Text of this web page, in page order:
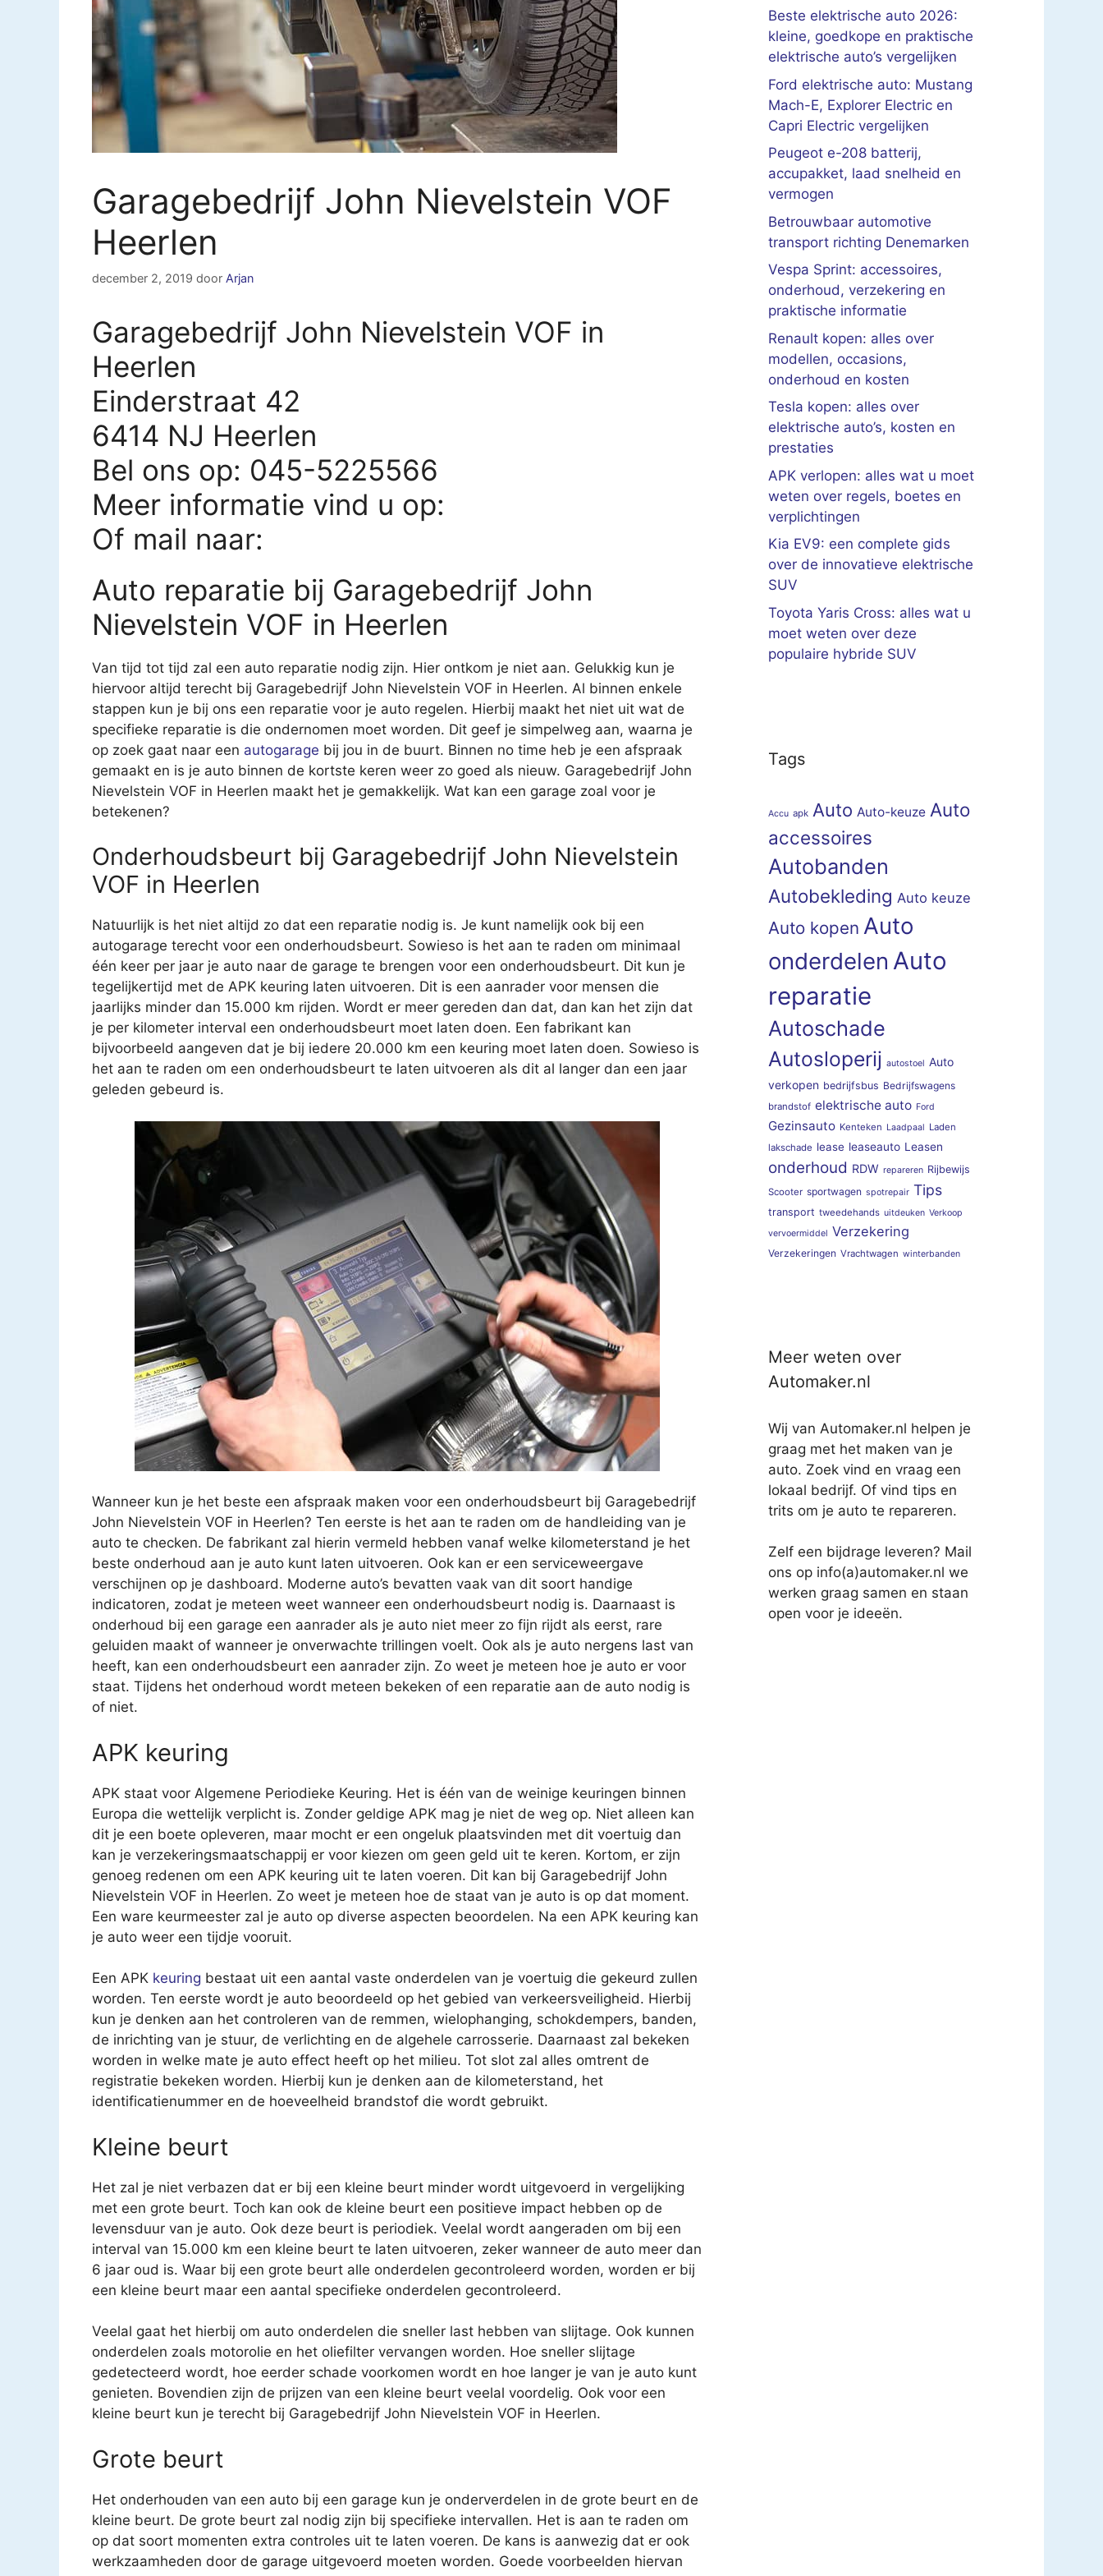
Garagebedrijf John Nievelstein VOF
Heerlen
december 2, 2019 door Arjan
Garagebedrijf John Nievelstein VOF in
Heerlen
Einderstraat 42
6414 NJ Heerlen
Bel ons op: 045-5225566
Meer informatie vind u op:
Of mail naar:
Auto reparatie bij Garagebedrijf John
Nievelstein VOF in Heerlen
Van tijd tot tijd zal een auto reparatie nodig zijn. Hier ontkom je niet aan. Gelukkig kun je
hiervoor altijd terecht bij Garagebedrijf John Nievelstein VOF in Heerlen. Al binnen enkele
stappen kun je bij ons een reparatie voor je auto regelen. Hierbij maakt het niet uit wat de
specifieke reparatie is die ondernomen moet worden. Dit geef je simpelweg aan, waarna je
op zoek gaat naar een autogarage bij jou in de buurt. Binnen no time heb je een afspraak
gemaakt en is je auto binnen de kortste keren weer zo goed als nieuw. Garagebedrijf John
Nievelstein VOF in Heerlen maakt het je gemakkelijk. Wat kan een garage zoal voor je
betekenen?
Onderhoudsbeurt bij Garagebedrijf John Nievelstein
VOF in Heerlen
Natuurlijk is het niet altijd zo dat een reparatie nodig is. Je kunt namelijk ook bij een
autogarage terecht voor een onderhoudsbeurt. Sowieso is het aan te raden om minimaal
één keer per jaar je auto naar de garage te brengen voor een onderhoudsbeurt. Dit kun je
tegelijkertijd met de APK keuring laten uitvoeren. Dit is een aanrader voor mensen die
jaarlijks minder dan 15.000 km rijden. Wordt er meer gereden dan dat, dan kan het zijn dat
je per kilometer interval een onderhoudsbeurt moet laten doen. Een fabrikant kan
bijvoorbeeld aangeven dat je bij iedere 20.000 km een keuring moet laten doen. Sowieso is
het aan te raden om een onderhoudsbeurt te laten uitvoeren als dit al langer dan een jaar
geleden gebeurd is.
Wanneer kun je het beste een afspraak maken voor een onderhoudsbeurt bij Garagebedrijf
John Nievelstein VOF in Heerlen? Ten eerste is het aan te raden om de handleiding van je
auto te checken. De fabrikant zal hierin vermeld hebben vanaf welke kilometerstand je het
beste onderhoud aan je auto kunt laten uitvoeren. Ook kan er een serviceweergave
verschijnen op je dashboard. Moderne auto’s bevatten vaak van dit soort handige
indicatoren, zodat je meteen weet wanneer een onderhoudsbeurt nodig is. Daarnaast is
onderhoud bij een garage een aanrader als je auto niet meer zo fijn rijdt als eerst, rare
geluiden maakt of wanneer je onverwachte trillingen voelt. Ook als je auto nergens last van
heeft, kan een onderhoudsbeurt een aanrader zijn. Zo weet je meteen hoe je auto er voor
staat. Tijdens het onderhoud wordt meteen bekeken of een reparatie aan de auto nodig is
of niet.
APK keuring
APK staat voor Algemene Periodieke Keuring. Het is één van de weinige keuringen binnen
Europa die wettelijk verplicht is. Zonder geldige APK mag je niet de weg op. Niet alleen kan
dit je een boete opleveren, maar mocht er een ongeluk plaatsvinden met dit voertuig dan
kan je verzekeringsmaatschappij er voor kiezen om geen geld uit te keren. Kortom, er zijn
genoeg redenen om een APK keuring uit te laten voeren. Dit kan bij Garagebedrijf John
Nievelstein VOF in Heerlen. Zo weet je meteen hoe de staat van je auto is op dat moment.
Een ware keurmeester zal je auto op diverse aspecten beoordelen. Na een APK keuring kan
je auto weer een tijdje vooruit.
Een APK keuring bestaat uit een aantal vaste onderdelen van je voertuig die gekeurd zullen
worden. Ten eerste wordt je auto beoordeeld op het gebied van verkeersveiligheid. Hierbij
kun je denken aan het controleren van de remmen, wielophanging, schokdempers, banden,
de inrichting van je stuur, de verlichting en de algehele carrosserie. Daarnaast zal bekeken
worden in welke mate je auto effect heeft op het milieu. Tot slot zal alles omtrent de
registratie bekeken worden. Hierbij kun je denken aan de kilometerstand, het
identificatienummer en de hoeveelheid brandstof die wordt gebruikt.
Kleine beurt
Het zal je niet verbazen dat er bij een kleine beurt minder wordt uitgevoerd in vergelijking
met een grote beurt. Toch kan ook de kleine beurt een positieve impact hebben op de
levensduur van je auto. Ook deze beurt is periodiek. Veelal wordt aangeraden om bij een
interval van 15.000 km een kleine beurt te laten uitvoeren, zeker wanneer de auto meer dan
6 jaar oud is. Waar bij een grote beurt alle onderdelen gecontroleerd worden, worden er bij
een kleine beurt maar een aantal specifieke onderdelen gecontroleerd.
Veelal gaat het hierbij om auto onderdelen die sneller last hebben van slijtage. Ook kunnen
onderdelen zoals motorolie en het oliefilter vervangen worden. Hoe sneller slijtage
gedetecteerd wordt, hoe eerder schade voorkomen wordt en hoe langer je van je auto kunt
genieten. Bovendien zijn de prijzen van een kleine beurt veelal voordelig. Ook voor een
kleine beurt kun je terecht bij Garagebedrijf John Nievelstein VOF in Heerlen.
Grote beurt
Het onderhouden van een auto bij een garage kun je onderverdelen in de grote beurt en de
kleine beurt. De grote beurt zal nodig zijn bij specifieke intervallen. Het is aan te raden om
op dat soort momenten extra controles uit te laten voeren. De kans is aanwezig dat er ook
werkzaamheden door de garage uitgevoerd moeten worden. Goede voorbeelden hiervan
Beste elektrische auto 2026:
kleine, goedkope en praktische
elektrische auto’s vergelijken
Ford elektrische auto: Mustang
Mach-E, Explorer Electric en
Capri Electric vergelijken
Peugeot e-208 batterij,
accupakket, laad snelheid en
vermogen
Betrouwbaar automotive
transport richting Denemarken
Vespa Sprint: accessoires,
onderhoud, verzekering en
praktische informatie
Renault kopen: alles over
modellen, occasions,
onderhoud en kosten
Tesla kopen: alles over
elektrische auto’s, kosten en
prestaties
APK verlopen: alles wat u moet
weten over regels, boetes en
verplichtingen
Kia EV9: een complete gids
over de innovatieve elektrische
SUV
Toyota Yaris Cross: alles wat u
moet weten over deze
populaire hybride SUV
Tags
Accu apk Auto Auto-keuze Auto
accessoires
Autobanden
Autobekleding Auto keuze
Auto kopen Auto
onderdelen Auto
reparatie
Autoschade
Autosloperij autostoel Auto
verkopen bedrijfsbus Bedrijfswagens
brandstof elektrische auto Ford
Gezinsauto Kenteken Laadpaal Laden
lakschade lease leaseauto Leasen
onderhoud RDW repareren Rijbewijs
Scooter sportwagen spotrepair Tips
transport tweedehands uitdeuken Verkoop
vervoermiddel Verzekering
Verzekeringen Vrachtwagen winterbanden
Meer weten over
Automaker.nl
Wij van Automaker.nl helpen je
graag met het maken van je
auto. Zoek vind en vraag een
lokaal bedrijf. Of vind tips en
trits om je auto te repareren.
Zelf een bijdrage leveren? Mail
ons op info(a)automaker.nl we
werken graag samen en staan
open voor je ideeën.